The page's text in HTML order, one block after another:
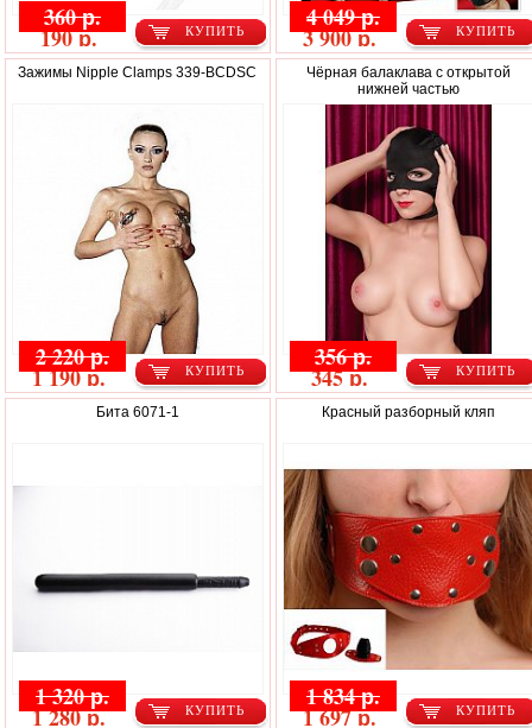
КУПИТЬ
360 р.
190 р. КУПИТЬ
4 049 р.
3 900 р.
Зажимы Nipple Clamps 339-BCDSC
КУПИТЬ
2 220 р.
1 190 р.
Чёрная балаклава с открытой
нижней частью
КУПИТЬ
356 р.
345 р.
Бита 6071-1
КУПИТЬ
1 320 р.
1 280 р.
Красный разборный кляп
КУПИТЬ
1 834 р.
1 697 р.